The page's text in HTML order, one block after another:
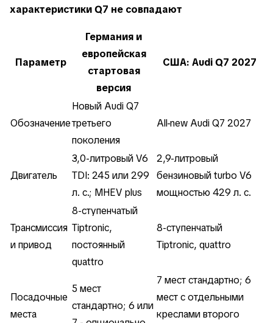
характеристики Q7 не совпадают
Параметр
Германия и
европейская
стартовая
версия
США: Audi Q7 2027
Обозначение
Новый Audi Q7
третьего
поколения
All-new Audi Q7 2027
Двигатель
3,0-литровый V6
TDI: 245 или 299
л. с.; MHEV plus
2,9-литровый
бензиновый turbo V6
мощностью 429 л. с.
Трансмиссия
и привод
8-ступенчатый
Tiptronic,
постоянный
quattro
8-ступенчатый
Tiptronic, quattro
Посадочные
места
5 мест
стандартно; 6 или
7 мест стандартно; 6
мест с отдельными
креслами второго